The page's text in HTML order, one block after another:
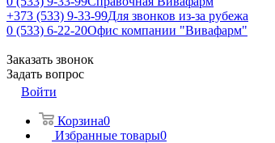
+373 (533) 9-33-99Для звонков из-за рубежа
0 (533) 6-22-20Офис компании "Вивафарм"
Заказать звонок
Задать вопрос
Войти
Корзина0
Избранные товары0